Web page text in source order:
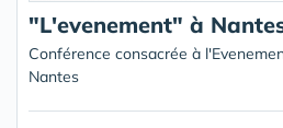
"L'evenement" à
Conférence consacrée à
Nantes